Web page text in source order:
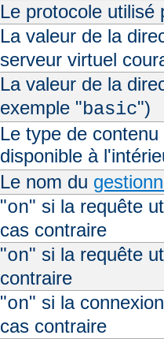
Le protocole utilisé
La valeur de la
serveur virtuel
La valeur de la
exemple "basic")
Le type de
disponible à
Le nom du
"on" si la requête
cas contraire
"on" si la requête
contraire
"on" si la
cas contraire